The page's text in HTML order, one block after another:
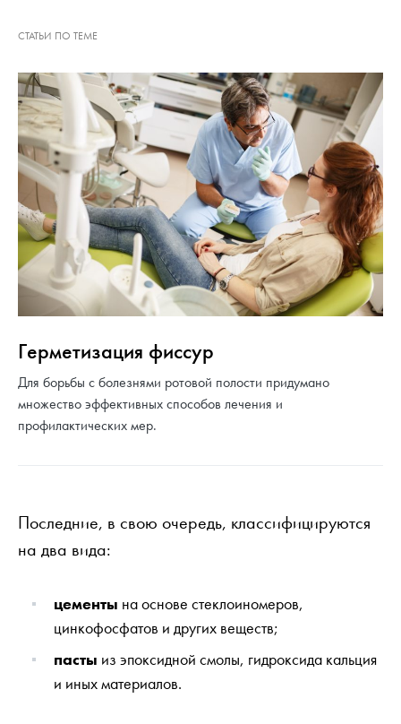
Герметизация фиссур
Для борьбы с болезнями ротовой полости придумано
множество эффективных способов лечения и
профилактических мер.
Последние, в свою очередь, классифицируются
на два вида:
цементы на основе стеклоиномеров,
цинкофосфатов и других веществ;
пасты из эпоксидной смолы, гидроксида кальция
и иных материалов.